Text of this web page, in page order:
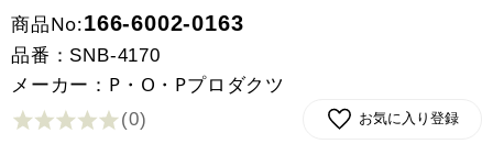
商品No:166-6002-0163
品番： SNB-4170
メーカー：P・O・Pプロダクツ
(0) お気に入り登録